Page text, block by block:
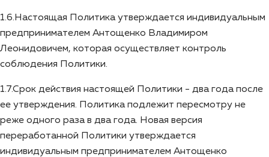
1.6.Настоящая Политика утверждается индивидуальным
предпринимателем Антощенко Владимиром
Леонидовичем, которая осуществляет контроль
соблюдения Политики.
1.7.Срок действия настоящей Политики - два года после
ее утверждения. Политика подлежит пересмотру не
реже одного раза в два года. Новая версия
переработанной Политики утверждается
индивидуальным предпринимателем Антощенко